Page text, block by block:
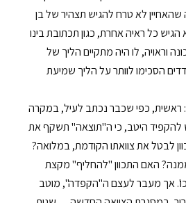
לא טרח להגיש תצהיר של בן
הגיש כל ראיה אחרת, כגון תכתובת בינו
וראויה, לו היה מתקיים הליך של
הסכימו לוותר על הליך שמיעת
ראשית, כפי שכבר נכתב לעיל, במקרה
להקפיד היטב, כי ה"תוצאה" תשקף את
לבטל את צוואתו הקודמת, במלואה?
האם התכוון "להחליף" מקצת
אך מעבר לעצם ה"הקפדה", מוטב